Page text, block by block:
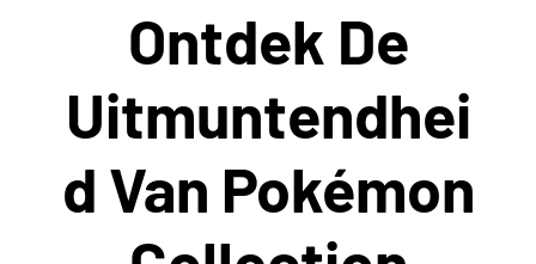
Ontdek De
Uitmuntendhei
D Van Pokémon